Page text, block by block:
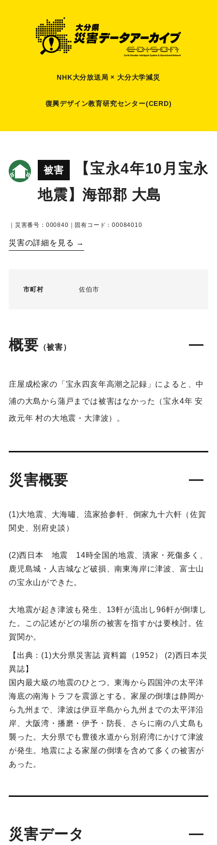
NHK大分放送局 × 大分大学減災
復興デザイン教育研究センター(CERD)
被害
【宝永4年10月宝永
地震】海部郡 大島
｜災害番号：000840｜固有コード：00084010
災害の詳細を見る →
市町村 佐伯市
概要 （被害）
庄屋成松家の「宝永四亥年高潮之記録」によると、中
浦の大島から蒲戸までは被害はなかった（宝永4年 安
政元年 村の大地震・大津波）。
災害概要
(1)大地震、大海嘯、流家拾参軒、倒家九十六軒（佐賀
関史、別府史談）
(2)西日本 地震 14時全国的地震、潰家・死傷多く、
鹿児島城・人吉城など破損、南東海岸に津波、富士山
の宝永山ができた。
大地震が起き津波も発生、13軒が流出し96軒が倒壊し
た。この記述がどの場所の被害を指すかは要検討。佐
賀関か。
【出典：(1)大分県災害誌 資料篇（1952） (2)西日本災
異誌】
国内最大級の地震のひとつ。東海から四国沖の太平洋
海底の南海トラフを震源とする。家屋の倒壊は静岡か
ら九州まで、津波は伊豆半島から九州までの太平洋沿
岸、大阪湾・播磨・伊予・防長、さらに南の八丈島も
襲った。大分県でも豊後水道から別府湾にかけて津波
が発生。地震による家屋の倒壊を含めて多くの被害が
あった。
災害データ